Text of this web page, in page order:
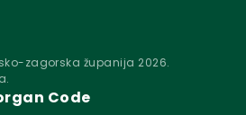
zagorska županija 2026.
Code